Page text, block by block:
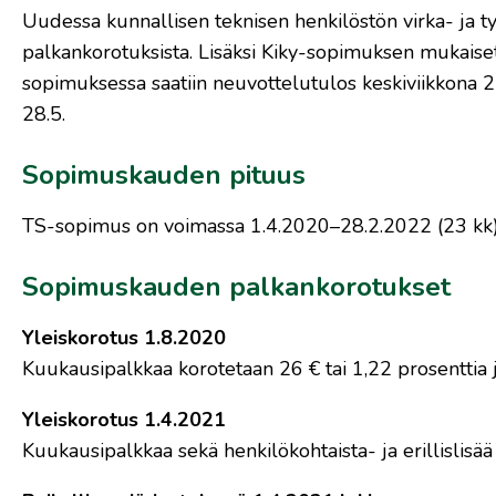
Uudessa kunnallisen teknisen henkilöstön virka- ja
palkankorotuksista. Lisäksi Kiky-sopimuksen
sopimuksessa saatiin neuvottelutulos keskiviikkona
28.5.
Sopimuskauden pituus
TS-sopimus on voimassa 1.4.2020–28.2.2022 (23
Sopimuskauden palkankorotukset
Yleiskorotus 1.8.2020
Kuukausipalkkaa korotetaan 26 € tai 1,22
Yleiskorotus 1.4.2021
Kuukausipalkkaa sekä henkilökohtaista- ja